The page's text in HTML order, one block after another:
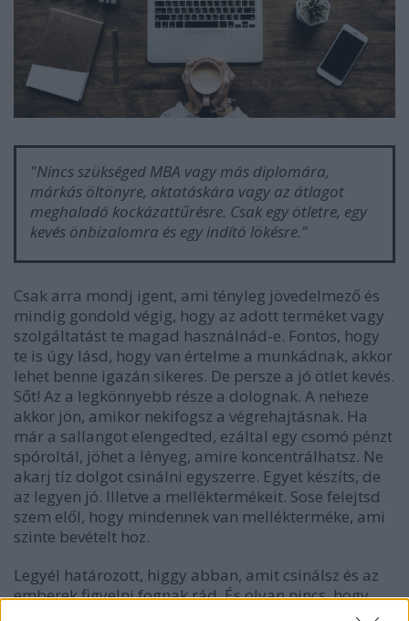
"Nincs szükséged MBA vagy más diplomára,
márkás öltönyre, aktatáskára vagy az átlagot
meghaladó kockázattűrésre. Csak egy ötletre, egy
kevés önbizalomra és egy indító lökésre."
Csak arra mondj igent, ami tényleg jövedelmező és
mindig gondold végig, hogy az adott terméket vagy
szolgáltatást te magad használnád-e. Fontos, hogy
te is úgy lásd, hogy van értelme a munkádnak, akkor
lehet benne igazán sikeres. De persze a jó ötlet kevés.
Sőt! Az a legkönnyebb része a dolognak. A neheze
akkor jön, amikor nekifogsz a végrehajtásnak. Ha
már a sallangot elengedted, ezáltal egy csomó pénzt
spóroltál, jöhet a lényeg, amire koncentrálhatsz. Ne
akarj tíz dolgot csinálni egyszerre. Egyet készíts, de
az legyen jó. Illetve a melléktermékeit. Sose felejtsd
szem elől, hogy mindennek van mellékterméke, ami
szinte bevételt hoz.
Legyél határozott, higgy abban, amit csinálsz és az
emberek figyelni fognak rád. És olyan nincs, hogy
nincs elég pénzem, emberem, időm, tapasztalatom.